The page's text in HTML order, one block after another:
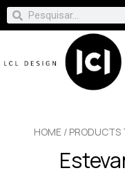
HOME / PRODUCTS